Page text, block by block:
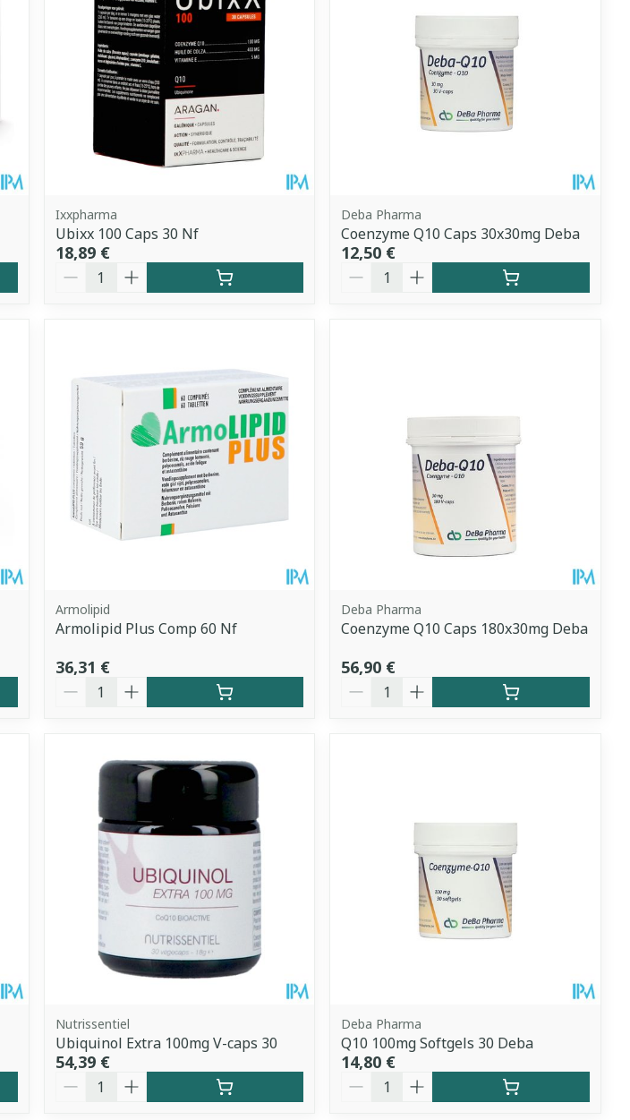
Ixxpharma
Ubixx 100 Caps 30 Nf
18,89 €
Quantité
Deba Pharma
Coenzyme Q10 Caps 30x30mg Deba
12,50 €
Quantité
Armolipid
Armolipid Plus Comp 60 Nf
36,31 €
Quantité
Deba Pharma
Coenzyme Q10 Caps 180x30mg Deba
56,90 €
Quantité
Nutrissentiel
Ubiquinol Extra 100mg V-caps 30
54,39 €
Quantité
Deba Pharma
Q10 100mg Softgels 30 Deba
14,80 €
Quantité